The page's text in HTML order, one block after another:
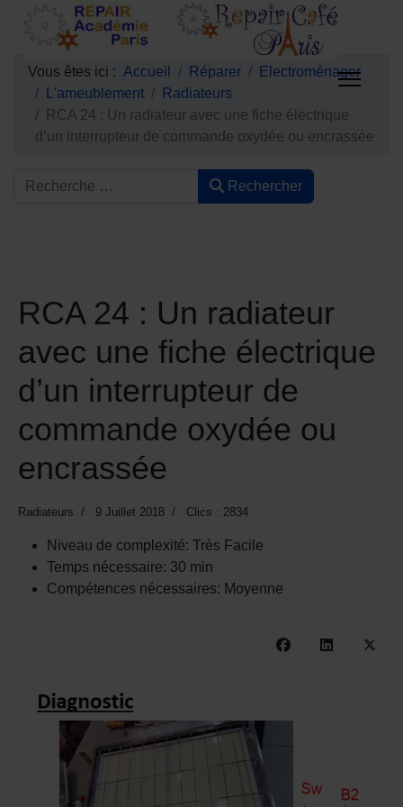
Vous êtes ici : Accueil Réparer
Electroménager
L'ameublement
Radiateurs
RCA 24 : Un radiateur avec une fiche électrique
d’un interrupteur de commande oxydée ou encrassée
Rechercher
RCA 24 : Un radiateur
avec une fiche électrique
d’un interrupteur de
commande oxydée ou
encrassée
Radiateurs 9 Juillet 2018 Clics : 2834
Niveau de complexité: Très Facile
Temps nécessaire: 30 min
Compétences nécessaires: Moyenne